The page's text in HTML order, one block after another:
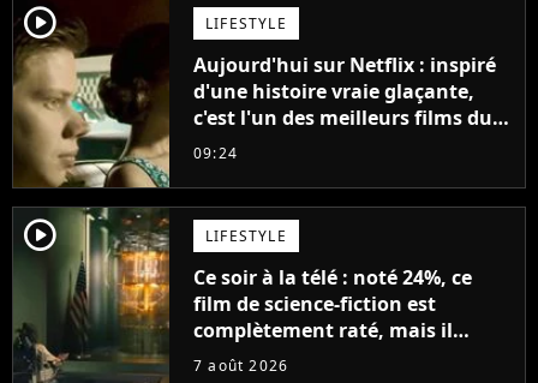
player2 LIFESTYLE
Aujourd'hui sur Netflix : inspiré
d'une histoire vraie glaçante,
c'est l'un des meilleurs films du
21ème siècle
09:24
player2 LIFESTYLE
Ce soir à la télé : noté 24%, ce
film de science-fiction est
complètement raté, mais il
aurait pu être encore pire à
7 août 2026